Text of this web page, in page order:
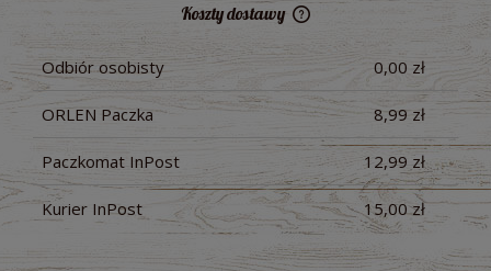
Koszty dostawy
Cena nie zawiera ewentualnych kosztów płatności
Odbiór osobisty 0,00 zł
ORLEN Paczka 8,99 zł
Paczkomat InPost 12,99 zł
Kurier InPost 15,00 zł